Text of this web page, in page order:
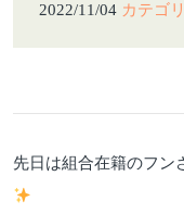
2022/11/04 カテゴ
先日は組合在籍のフン